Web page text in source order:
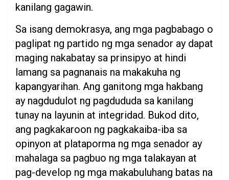
kanilang gagawin.
Sa isang demokrasya, ang mga pagbabago o
paglipat ng partido ng mga senador ay dapat
maging nakabatay sa prinsipyo at hindi
lamang sa pagnanais na makakuha ng
kapangyarihan. Ang ganitong mga hakbang
ay nagdudulot ng pagdududa sa kanilang
tunay na layunin at integridad. Bukod dito,
ang pagkakaroon ng pagkakaiba-iba sa
opinyon at plataporma ng mga senador ay
mahalaga sa pagbuo ng mga talakayan at
pag-develop ng mga makabuluhang batas na